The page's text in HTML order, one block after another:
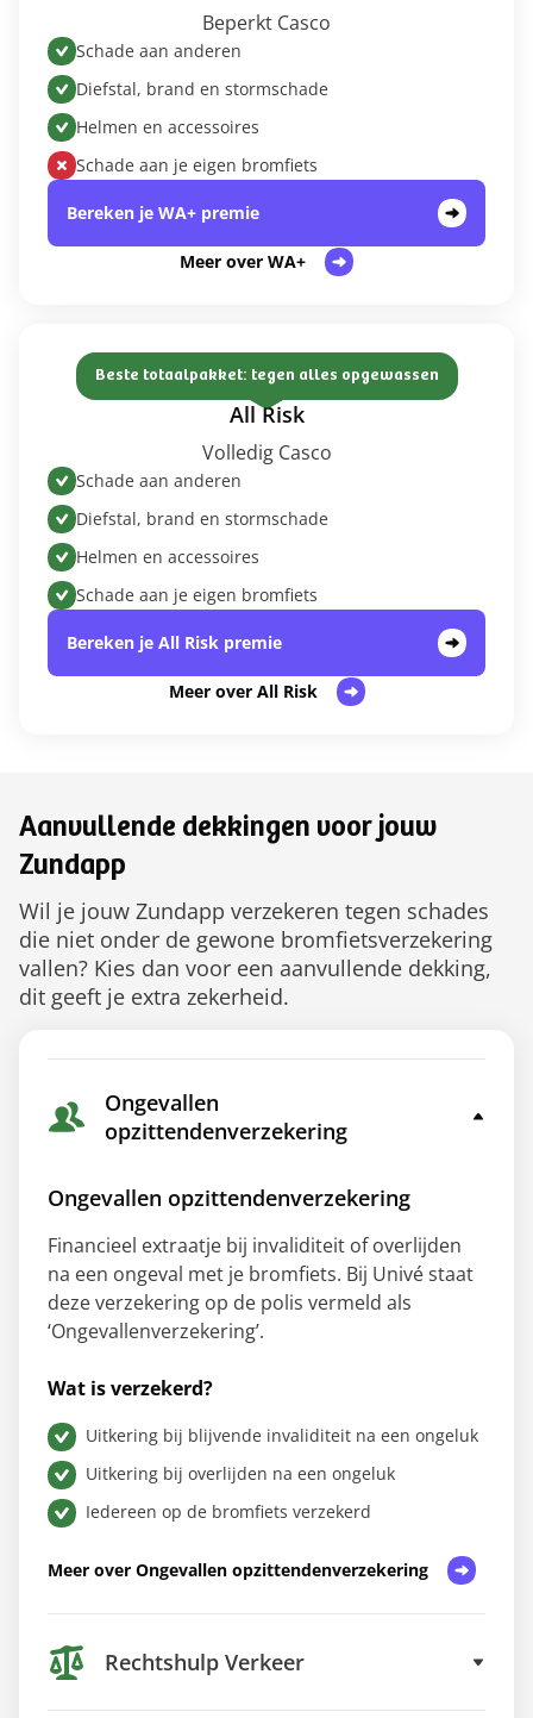
Beperkt Casco
Schade aan anderen
Diefstal, brand en stormschade
Helmen en accessoires
Schade aan je eigen bromfiets
Bereken je WA+ premie
Meer over WA+
Beste totaalpakket: tegen alles opgewassen
All Risk
Volledig Casco
Schade aan anderen
Diefstal, brand en stormschade
Helmen en accessoires
Schade aan je eigen bromfiets
Bereken je All Risk premie
Meer over All Risk
Aanvullende dekkingen voor jouw
Zundapp
Wil je jouw Zundapp verzekeren tegen schades
die niet onder de gewone bromfietsverzekering
vallen? Kies dan voor een aanvullende dekking,
dit geeft je extra zekerheid.
Ongevallen
opzittendenverzekering
Ongevallen opzittendenverzekering
Financieel extraatje bij invaliditeit of overlijden
na een ongeval met je bromfiets. Bij Univé staat
deze verzekering op de polis vermeld als
‘Ongevallenverzekering’.
Wat is verzekerd?
Uitkering bij blijvende invaliditeit na een ongeluk
Uitkering bij overlijden na een ongeluk
Iedereen op de bromfiets verzekerd
Meer over Ongevallen opzittendenverzekering
Rechtshulp Verkeer